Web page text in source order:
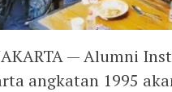
— Alumni
angkatan 1995